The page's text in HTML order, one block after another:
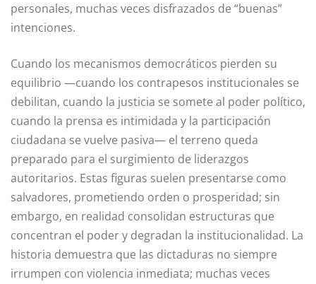
personales, muchas veces disfrazados de “buenas”
intenciones.
Cuando los mecanismos democráticos pierden su
equilibrio —cuando los contrapesos institucionales se
debilitan, cuando la justicia se somete al poder político,
cuando la prensa es intimidada y la participación
ciudadana se vuelve pasiva— el terreno queda
preparado para el surgimiento de liderazgos
autoritarios. Estas figuras suelen presentarse como
salvadores, prometiendo orden o prosperidad; sin
embargo, en realidad consolidan estructuras que
concentran el poder y degradan la institucionalidad. La
historia demuestra que las dictaduras no siempre
irrumpen con violencia inmediata; muchas veces